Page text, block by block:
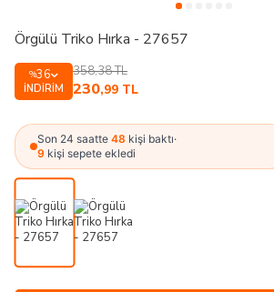
Örgülü Triko Hırka - 27657
%36
İNDIRIM
358,38TL
230,99 TL
Son 24 saatte 48 kişi baktı·
9 kişi sepete ekledi